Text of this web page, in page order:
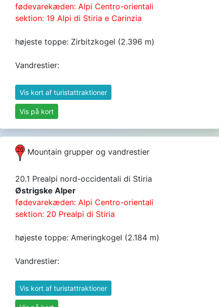
fødevarekæden: Alpi Centro-orientali
sektion: 19 Alpi di Stiria e Carinzia
højeste toppe: Zirbitzkogel (2.396 m)
Vandrestier:
Vis kort af turistattraktioner
Vis på kort
Mountain grupper og vandrestier
20.1 Prealpi nord-occidentali di Stiria
Østrigske Alper
fødevarekæden: Alpi Centro-orientali
sektion: 20 Prealpi di Stiria
højeste toppe: Ameringkogel (2.184 m)
Vandrestier:
Vis kort af turistattraktioner